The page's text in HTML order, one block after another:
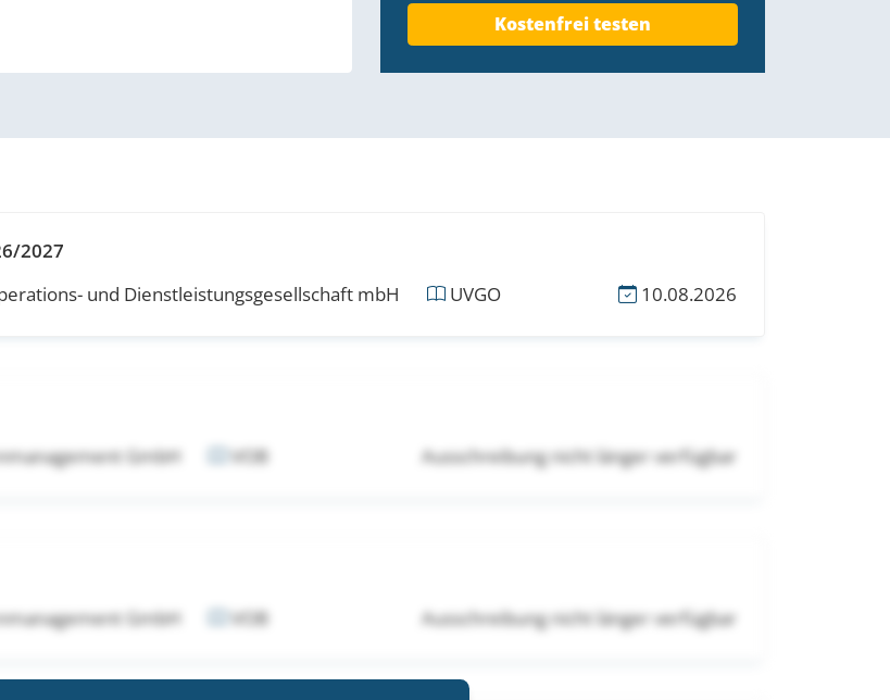
Kostenfrei testen
2027
und Dienstleistungsgesellschaft mbH UVGO 10.08.2026
GmbH VOB Ausschreibung nicht länger verfügbar
GmbH VOB Ausschreibung nicht länger verfügbar